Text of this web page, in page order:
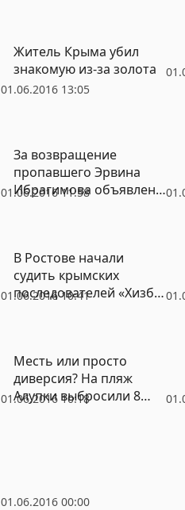
01.06.2016 13:05
Житель Крыма убил
знакомую из-за золота
01.06.2016 11:58
За возвращение
пропавшего Эрвина
Ибрагимова объявлена
01.06.2016 10:41
В Ростове начали
судить крымских
последователей «Хизб
01.06.2016 10:18
Месть или просто
диверсия? На пляж
Алупки выбросили 8
01.06.2016 00:00